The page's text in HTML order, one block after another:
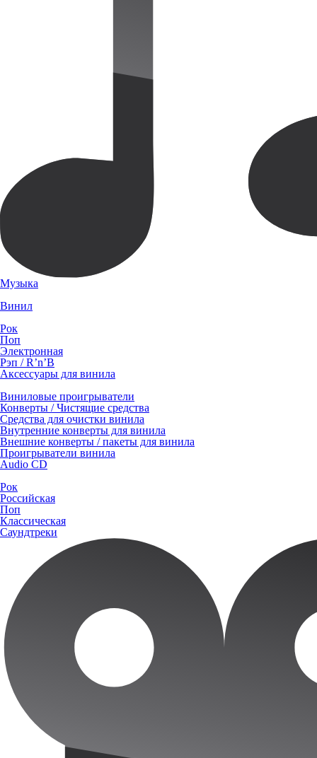
Музыка
Винил
Рок
Поп
Электронная
Рэп / R’n’B
Аксессуары для винила
Виниловые проигрыватели
Конверты / Чистящие средства
Средства для очистки винила
Внутренние конверты для винила
Внешние конверты / пакеты для винила
Проигрыватели винила
Audio CD
Рок
Российская
Поп
Классическая
Саундтреки